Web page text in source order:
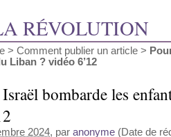
RÉVOLUTION
> Comment publier un article >
Liban ? vidéo 6’12
bombarde les
2024, par anonyme (Date de